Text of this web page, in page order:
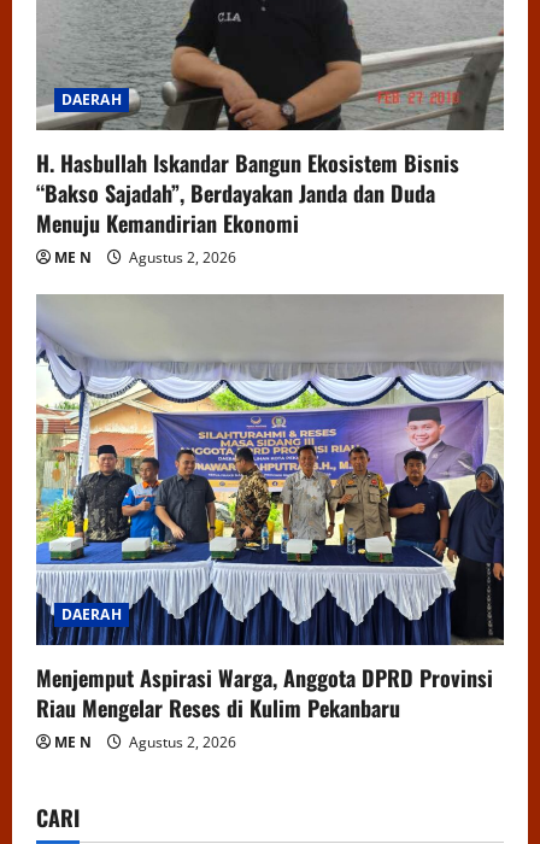
DAERAH
H. Hasbullah Iskandar Bangun Ekosistem Bisnis
“Bakso Sajadah”, Berdayakan Janda dan Duda
Menuju Kemandirian Ekonomi
ME N Agustus 2, 2026
DAERAH
Menjemput Aspirasi Warga, Anggota DPRD Provinsi
Riau Mengelar Reses di Kulim Pekanbaru
ME N Agustus 2, 2026
CARI